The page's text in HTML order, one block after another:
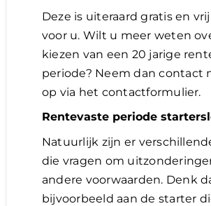
Deze is uiteraard gratis en
voor u. Wilt u meer weten
kiezen van een 20 jarige
periode? Neem dan contact
op via het contactformulier.
Rentevaste periode
Natuurlijk zijn er
die vragen om
andere voorwaarden. Denk
bijvoorbeeld aan de starter